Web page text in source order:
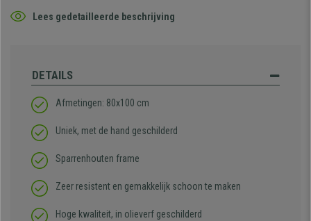
Lees gedetailleerde beschrijving
DETAILS
Afmetingen: 80x100 cm
Uniek, met de hand geschilderd
Sparrenhouten frame
Zeer resistent en gemakkelijk schoon te maken
Hoge kwaliteit, in olieverf geschilderd